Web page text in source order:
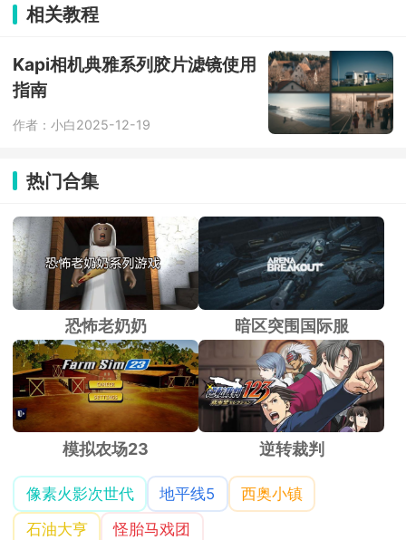
务，满足用户多样化需求。
emoji，能手写、涂鸦、插表情，还能
撤销、存收藏，和原版 PictoChat 一模
相关教程
Kapi相机典雅系列胶片滤镜使用
指南
作者：小白2025-12-19
热门合集
恐怖老奶奶 暗区突围国际服
模拟农场23 逆转裁判
像素火影次世代 地平线5
西奥小镇
石油大亨
怪胎马戏团